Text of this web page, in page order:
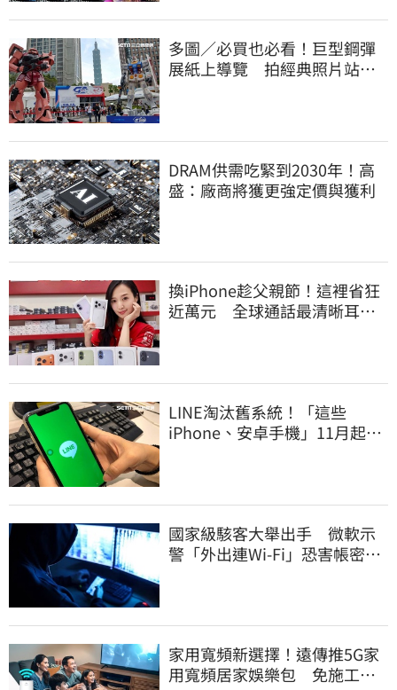
多圖／必買也必看！巨型鋼彈
展紙上導覽 拍經典照片站這
DRAM供需吃緊到2030年！高
盛：廠商將獲更強定價與獲利
換iPhone趁父親節！這裡省狂
近萬元 全球通話最清晰耳機
LINE淘汰舊系統！「這些
iPhone、安卓手機」11月起無
國家級駭客大舉出手 微軟示
警「外出連Wi-Fi」恐害帳密被
家用寬頻新選擇！遠傳推5G家
用寬頻居家娛樂包 免施工、